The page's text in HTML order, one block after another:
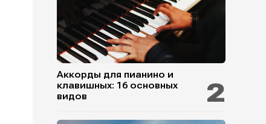
Аккорды для пианино и
клавишных: 16 основных
видов